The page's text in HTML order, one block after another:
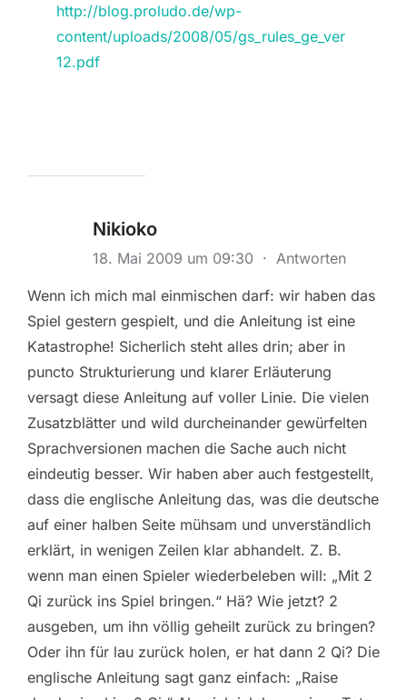
http://blog.proludo.de/wp-
content/uploads/2008/05/gs_rules_ge_ver
12.pdf
Nikioko
18. Mai 2009 um 09:30 · Antworten
Wenn ich mich mal einmischen darf: wir haben das
Spiel gestern gespielt, und die Anleitung ist eine
Katastrophe! Sicherlich steht alles drin; aber in
puncto Strukturierung und klarer Erläuterung
versagt diese Anleitung auf voller Linie. Die vielen
Zusatzblätter und wild durcheinander gewürfelten
Sprachversionen machen die Sache auch nicht
eindeutig besser. Wir haben aber auch festgestellt,
dass die englische Anleitung das, was die deutsche
auf einer halben Seite mühsam und unverständlich
erklärt, in wenigen Zeilen klar abhandelt. Z. B.
wenn man einen Spieler wiederbeleben will: „Mit 2
Qi zurück ins Spiel bringen.“ Hä? Wie jetzt? 2
ausgeben, um ihn völlig geheilt zurück zu bringen?
Oder ihn für lau zurück holen, er hat dann 2 Qi? Die
englische Anleitung sagt ganz einfach: „Raise